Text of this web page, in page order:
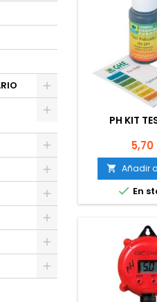
PH KIT
 Añadir
 En